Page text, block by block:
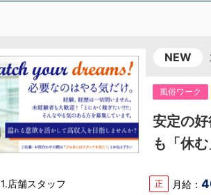
NEW
風俗ワーク
安定の好
も「休
1.店舗スタッフ 正 月給：